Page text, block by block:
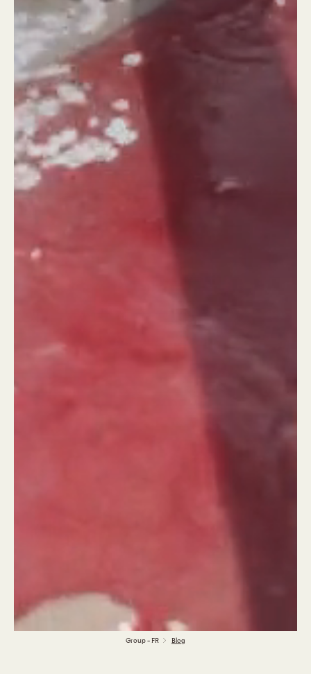
Group - FR Blog